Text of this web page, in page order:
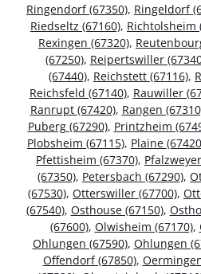
Ringendorf (67350), Ringeldorf
Riedseltz (67160), Richtolsheim
Rexingen (67320),
(67250), Reipertswiller
(67440), Reichstett (67116),
Reichsfeld (67140), Rauwiller
Ranrupt (67420), Rangen
Puberg (67290), Printzheim
Plobsheim (67115), Plaine
Pfettisheim (67370),
(67350), Petersbach (67290),
(67530), Otterswiller (67700),
(67540), Osthouse (67150),
(67600), Olwisheim (67170),
Ohlungen (67590), Ohlungen
Offendorf (67850),